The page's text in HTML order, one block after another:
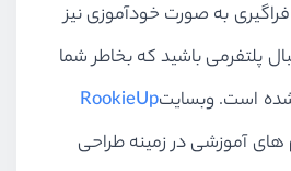
به صورت خودآموزی نیز
پلتفرمی باشید که بخاطر شما
است. وبسایتRookieUp
های آموزشی در زمینه طراحی